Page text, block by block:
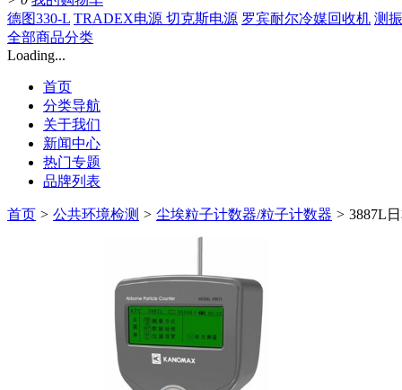
德图330-L TRADEX电源 切克斯电源 罗宾耐尔冷媒回收机 测
全部商品分类
Loading...
首页
分类导航
关于我们
新闻中心
热门专题
品牌列表
首页 > 公共环境检测 > 尘埃粒子计数器/粒子计数器 > 3887L